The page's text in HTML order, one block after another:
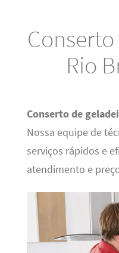
Rio
Conserto de
Nossa equipe de
serviços rápidos e
atendimento e